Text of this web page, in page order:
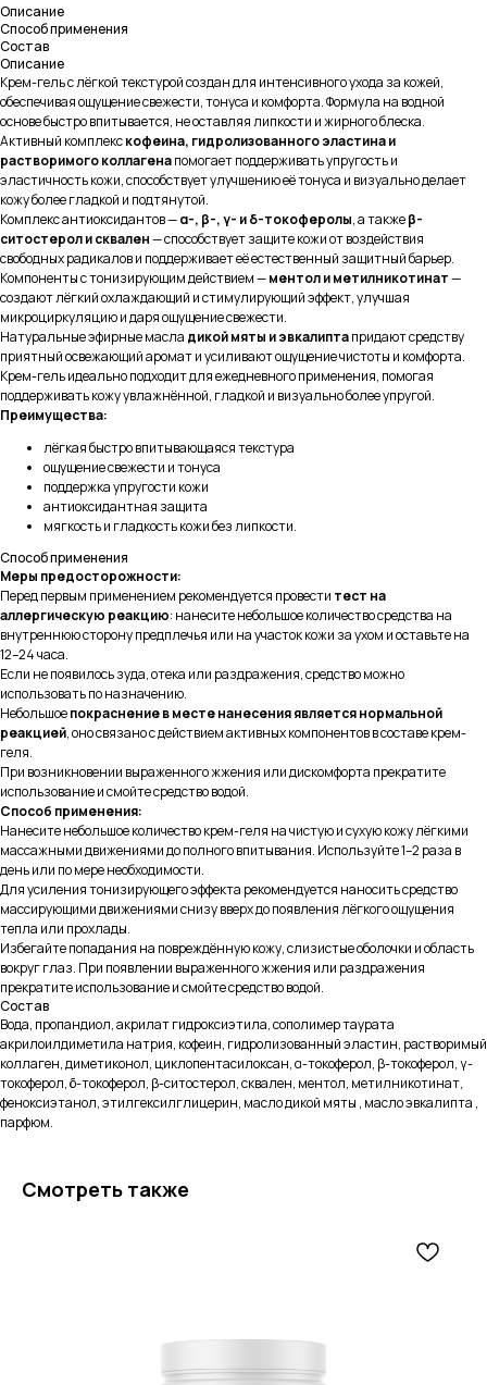
Описание
Способ применения
Состав
Описание
Крем-гель с лёгкой текстурой создан для интенсивного ухода за кожей,
обеспечивая ощущение свежести, тонуса и комфорта. Формула на водной
основе быстро впитывается, не оставляя липкости и жирного блеска.
Активный комплекскофеина, гидролизованного эластина и
растворимого коллагенапомогает поддерживать упругость и
эластичность кожи, способствует улучшению её тонуса и визуально делает
кожу более гладкой и подтянутой.
Комплекс антиоксидантов —α-, β-, γ- и δ-токоферолы, а такжеβ-
ситостерол и сквален— способствует защите кожи от воздействия
свободных радикалов и поддерживает её естественный защитный барьер.
Компоненты с тонизирующим действием —ментол и метилникотинат—
создают лёгкий охлаждающий и стимулирующий эффект, улучшая
микроциркуляцию и даря ощущение свежести.
Натуральные эфирные масла дикой мяты и эвкалиптапридают средству
приятный освежающий аромат и усиливают ощущение чистоты и комфорта.
Крем-гель идеально подходит для ежедневного применения, помогая
поддерживать кожу увлажнённой, гладкой и визуально более упругой.
Преимущества:
лёгкая быстро впитывающаяся текстура
ощущение свежести и тонуса
поддержка упругости кожи
антиоксидантная защита
мягкость и гладкость кожи без липкости.
Способ применения
Меры предосторожности:
Перед первым применением рекомендуется провести тест на
аллергическую реакцию: нанесите небольшое количество средства на
внутреннюю сторону предплечья или на участок кожи за ухом и оставьте на
12–24 часа.
Если не появилось зуда, отека или раздражения, средство можно
использовать по назначению.
Небольшоепокраснение в месте нанесения является нормальной
реакцией, оно связано с действием активных компонентов в составе крем-
геля.
При возникновении выраженного жжения или дискомфорта прекратите
использование и смойте средство водой.
Способ применения:
Нанесите небольшое количество крем-геля на чистую и сухую кожу лёгкими
массажными движениями до полного впитывания. Используйте 1–2 раза в
день или по мере необходимости.
Для усиления тонизирующего эффекта рекомендуется наносить средство
массирующими движениями снизу вверх до появления лёгкого ощущения
тепла или прохлады.
Избегайте попадания на повреждённую кожу, слизистые оболочки и область
вокруг глаз. При появлении выраженного жжения или раздражения
прекратите использование и смойте средство водой.
Состав
Вода, пропандиол, акрилат гидроксиэтила, сополимер таурата
акрилоилдиметила натрия, кофеин, гидролизованный эластин, растворимый
коллаген, диметиконол, циклопентасилоксан, α-токоферол, β-токоферол, γ-
токоферол, δ-токоферол, β-ситостерол, сквален, ментол, метилникотинат,
феноксиэтанол, этилгексилглицерин, масло дикой мяты , масло эвкалипта ,
парфюм.
Смотреть также